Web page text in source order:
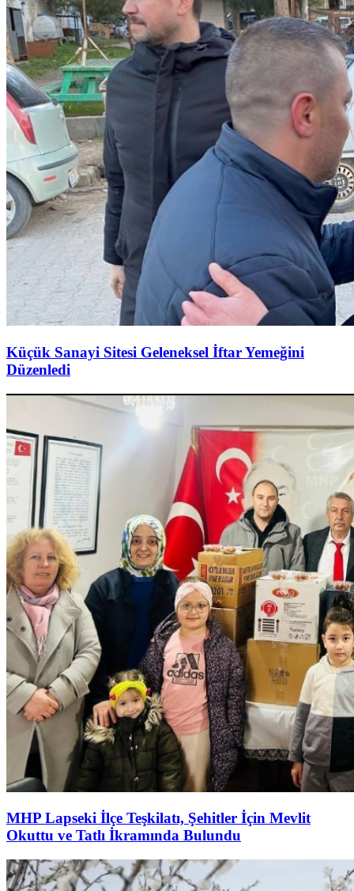
Küçük Sanayi Sitesi Geleneksel İftar Yemeğini
Düzenledi
MHP Lapseki İlçe Teşkilatı, Şehitler İçin Mevlit
Okuttu ve Tatlı İkramında Bulundu